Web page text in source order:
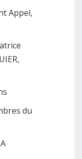
Appel,
du